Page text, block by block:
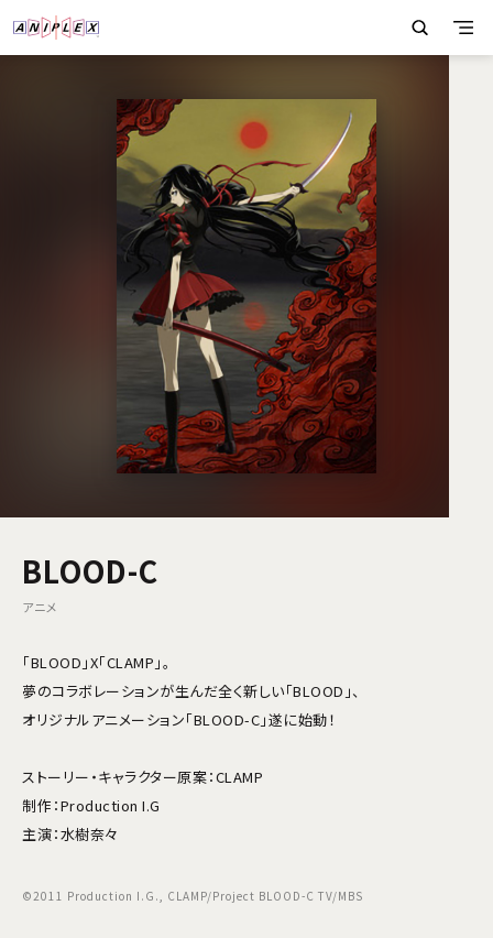
BLOOD-C
アニメ
「BLOOD」X「CLAMP」。
夢のコラボレーションが生んだ全く新しい「BLOOD」、
オリジナルアニメーション「BLOOD-C」遂に始動！
ストーリー・キャラクター原案：CLAMP
制作：Production I.G
主演：水樹奈々
©2011 Production I.G., CLAMP/Project BLOOD-C TV/MBS